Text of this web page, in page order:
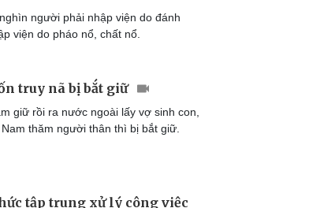
người phải nhập viện do đánh
viện do pháo nổ, chất nổ.
truy nã bị bắt giữ
giữ rồi ra nước ngoài lấy vợ sinh con,
thăm người thân thì bị bắt giữ.
tập trung xử lý công việc